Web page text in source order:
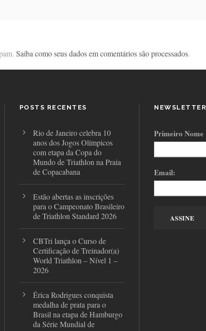
Saiba como seus dados em comentários são processados.
POSTS RECENTES
Rio de Janeiro celebra 10
anos dos Jogos Olímpicos
com etapa da Copa do
Mundo de Triathlon na Praia
de Copacabana
Estão abertas as inscrições
para o Campeonato Brasileiro
de Triathlon Standard 2026
CBTri lança o Curso de
Certificação de Treinador(a)
World Triathlon – Nível 1 –
2026
Érica Rodrigues conquista
medalha de prata para o
Brasil na etapa de Hamburgo
da Série Mundial de
NEWSLETTER
Primeiro Nome
Email: